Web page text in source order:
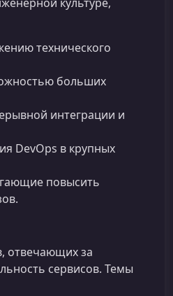
технического
больших
интеграции и
DevOps в крупных
повысить
отвечающих за
сервисов. Темы